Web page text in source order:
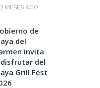
MESES AGO
de
del
invita
del
Grill Fest